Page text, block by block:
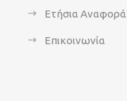
Ετήσια Αναφορά
Επικοινωνία